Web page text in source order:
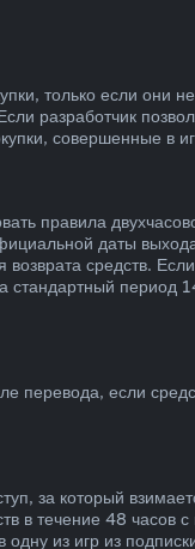
только если они
разработчик
совершенные в
правила
даты
возврата средств.
период
перевода, если
за который
в течение 48 часов
из игр из